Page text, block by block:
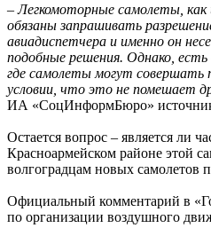
–Легкомоторные самолеты, как
обязаны запрашивать
авиадиспетчера и именно он
подобные решения. Однако,
где самолеты могут совершать
условии, что это не помешает
ИА «СоцИнформБюро»
Остается вопрос – является ли
Красноармейском районе этой
волгоградцам новых самолетов
Официальный комментарий в
по организации воздушного